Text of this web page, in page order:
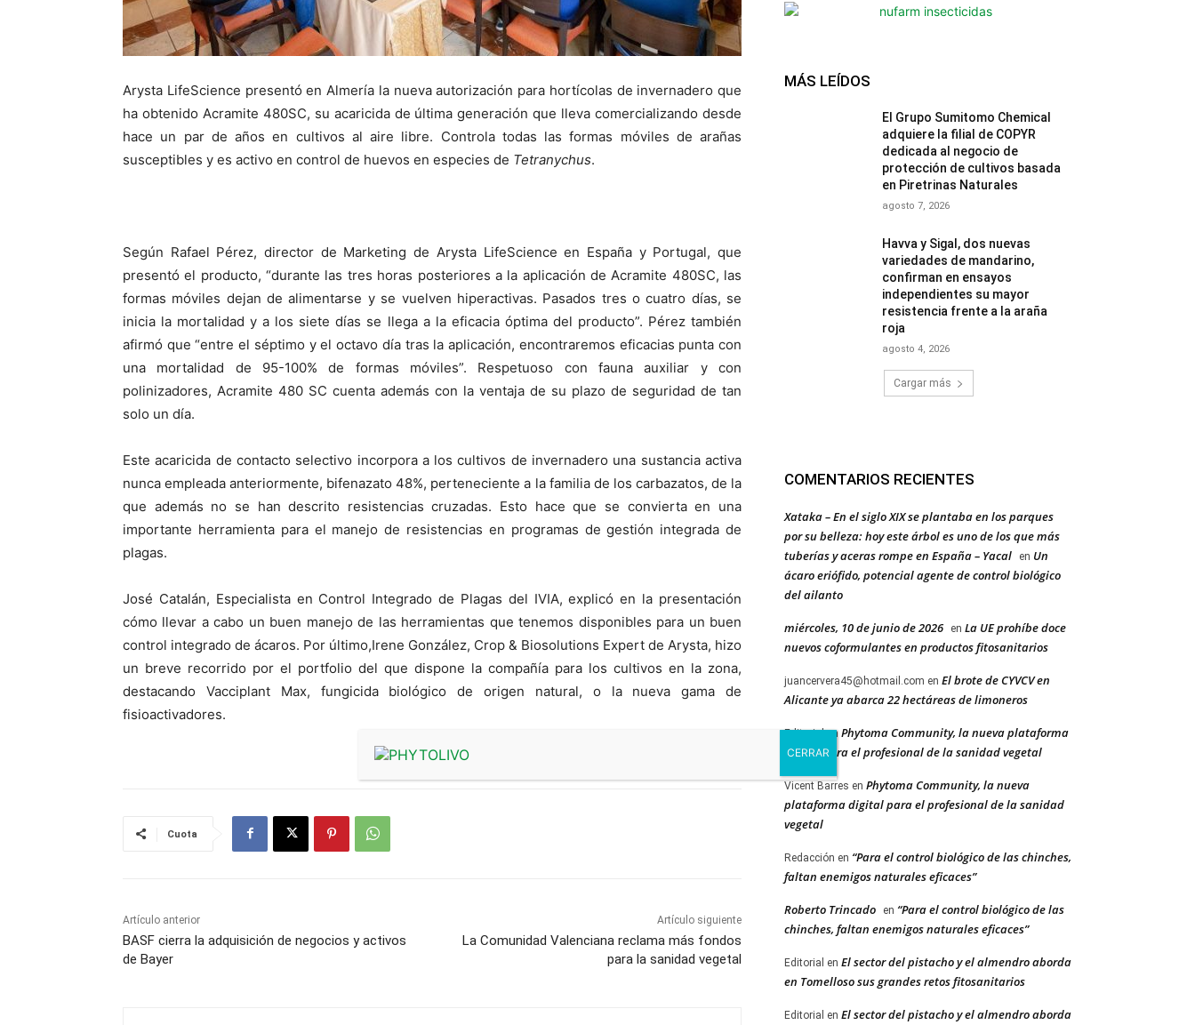
Arysta LifeScience presentó en Almería la nueva autorización para hortícolas de invernadero que
ha obtenido Acramite 480SC, su acaricida de última generación que lleva comercializando desde
hace un par de años en cultivos al aire libre. Controla todas las formas móviles de arañas
susceptibles y es activo en control de huevos en especies de Tetranychus.
Según Rafael Pérez, director de Marketing de Arysta LifeScience en España y Portugal, que
presentó el producto, “durante las tres horas posteriores a la aplicación de Acramite 480SC, las
formas móviles dejan de alimentarse y se vuelven hiperactivas. Pasados tres o cuatro días, se
inicia la mortalidad y a los siete días se llega a la eficacia óptima del producto”. Pérez también
afirmó que “entre el séptimo y el octavo día tras la aplicación, encontraremos eficacias punta con
una mortalidad de 95-100% de formas móviles”. Respetuoso con fauna auxiliar y con
polinizadores, Acramite 480 SC cuenta además con la ventaja de su plazo de seguridad de tan
solo un día.
Este acaricida de contacto selectivo incorpora a los cultivos de invernadero una sustancia activa
nunca empleada anteriormente, bifenazato 48%, perteneciente a la familia de los carbazatos, de la
que además no se han descrito resistencias cruzadas. Esto hace que se convierta en una
importante herramienta para el manejo de resistencias en programas de gestión integrada de
plagas.
José Catalán, Especialista en Control Integrado de Plagas del IVIA, explicó en la presentación
cómo llevar a cabo un buen manejo de las herramientas que tenemos disponibles para un buen
control integrado de ácaros. Por último,Irene González, Crop & Biosolutions Expert de Arysta, hizo
un breve recorrido por el portfolio del que dispone la compañía para los cultivos en la zona,
destacando Vacciplant Max, fungicida biológico de origen natural, o la nueva gama de
fisioactivadores.
Cuota
Artículo anterior
BASF cierra la adquisición de negocios y activos
de Bayer
Artículo siguiente
La Comunidad Valenciana reclama más fondos
para la sanidad vegetal
MÁS LEÍDOS
El Grupo Sumitomo Chemical
adquiere la filial de COPYR
dedicada al negocio de
protección de cultivos basada
en Piretrinas Naturales
agosto 7, 2026
Havva y Sigal, dos nuevas
variedades de mandarino,
confirman en ensayos
independientes su mayor
resistencia frente a la araña
roja
agosto 4, 2026
Cargar más
COMENTARIOS RECIENTES
Xataka – En el siglo XIX se plantaba en los parques
por su belleza: hoy este árbol es uno de los que más
tuberías y aceras rompe en España – Yacal
en Un
ácaro eriófido, potencial agente de control biológico
del ailanto
miércoles, 10 de junio de 2026 en La UE prohíbe doce
nuevos coformulantes en productos fitosanitarios
juancervera45@hotmail.com en El brote de CYVCV en
Alicante ya abarca 22 hectáreas de limoneros
Editorialen Phytoma Community, la nueva plataforma
digital para el profesional de la sanidad vegetal
Vicent Barres en Phytoma Community, la nueva
plataforma digital para el profesional de la sanidad
vegetal
Redacción en “Para el control biológico de las chinches,
faltan enemigos naturales eficaces”
Roberto Trincado en “Para el control biológico de las
chinches, faltan enemigos naturales eficaces”
Editorial en El sector del pistacho y el almendro aborda
en Tomelloso sus grandes retos fitosanitarios
Editorial en El sector del pistacho y el almendro aborda